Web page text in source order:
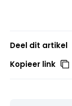
Deel dit artikel
Kopieer link